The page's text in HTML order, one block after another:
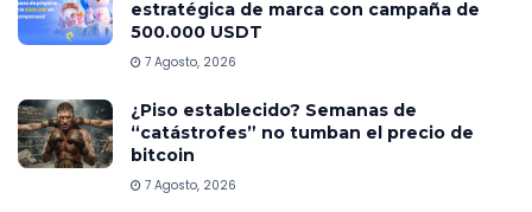
estratégica de marca con campaña de
500.000 USDT
7 Agosto, 2026
¿Piso establecido? Semanas de
“catástrofes” no tumban el precio de
bitcoin
7 Agosto, 2026